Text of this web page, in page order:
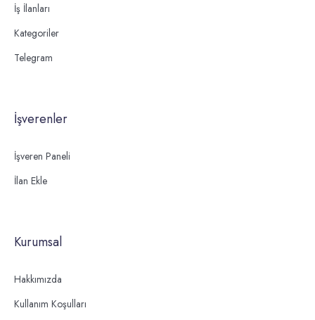
İş İlanları
Kategoriler
Telegram
İşverenler
İşveren Paneli
İlan Ekle
Kurumsal
Hakkımızda
Kullanım Koşulları